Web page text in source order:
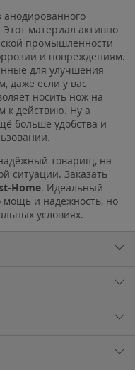
материал активно
промышленности
и повреждениям.
для улучшения
даже если у вас
носить нож на
к действию. Ну а
больше удобства и
товарищ, на
ситуации. Заказать
Home. Идеальный
мощь и надёжность, но
условиях.